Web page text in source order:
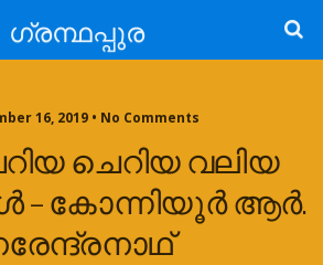
ഗ്രന്ഥപ്പുര
16, 2019 • No Comments
ചെറിയ വലിയ
– കോന്നിയൂർ ആർ.